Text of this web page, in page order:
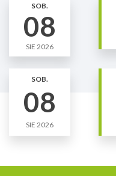
SOB.
08
SIE 2026
SOB.
08
SIE 2026